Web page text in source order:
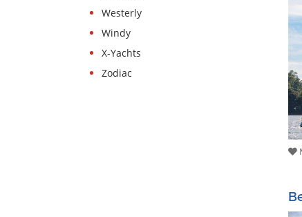
Westerly
Windy
X-Yachts
Zodiac